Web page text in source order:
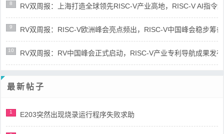
8 RV双周报：上海打造全球领先RISC-V产业高地，RISC-V AI指令
9 RV双周报：RISC-V欧洲峰会亮点频出，RISC-V中国峰会稳步筹
10 RV双周报：RV中国峰会正式启动，RISC-V产业专利导航成果发
最新帖子
1 E203突然出现烧录运行程序失败求助